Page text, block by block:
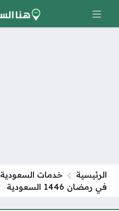
الرئيسية خدمات السعودية
في رمضان 1446 السعودية